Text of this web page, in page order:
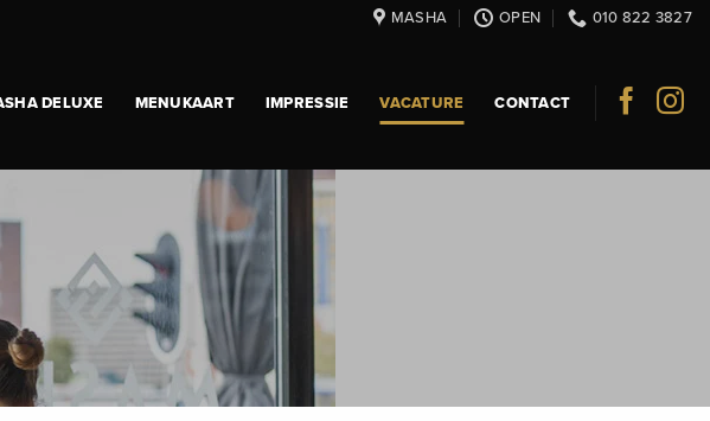
MASHA OPEN 010 822 3827
DELUXE MENUKAART IMPRESSIE VACATURE CONTACT